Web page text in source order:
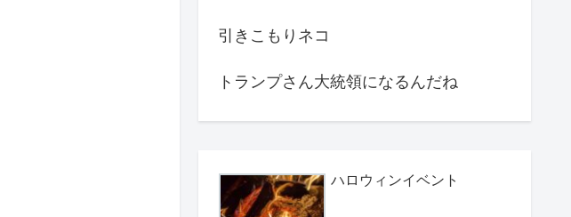
引きこもりネコ
トランプさん大統領になるんだね
ハロウィンイベント